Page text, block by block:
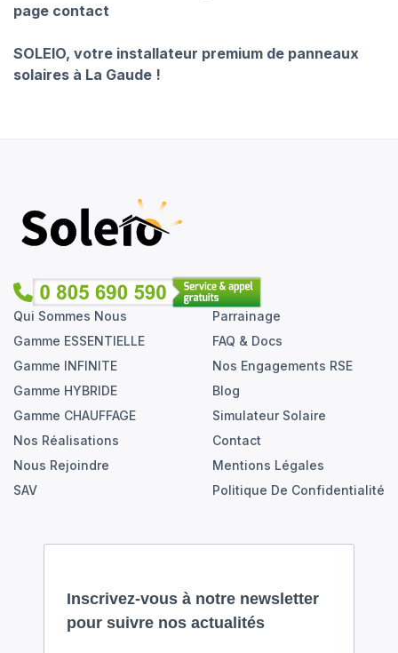
page contact
SOLEIO, votre installateur premium de panneaux
solaires à La Gaude !
Qui Sommes Nous
Gamme ESSENTIELLE
Gamme INFINITE
Gamme HYBRIDE
Gamme CHAUFFAGE
Nos Réalisations
Nous Rejoindre
SAV
Parrainage
FAQ & Docs
Nos Engagements RSE
Blog
Simulateur Solaire
Contact
Mentions Légales
Politique De Confidentialité